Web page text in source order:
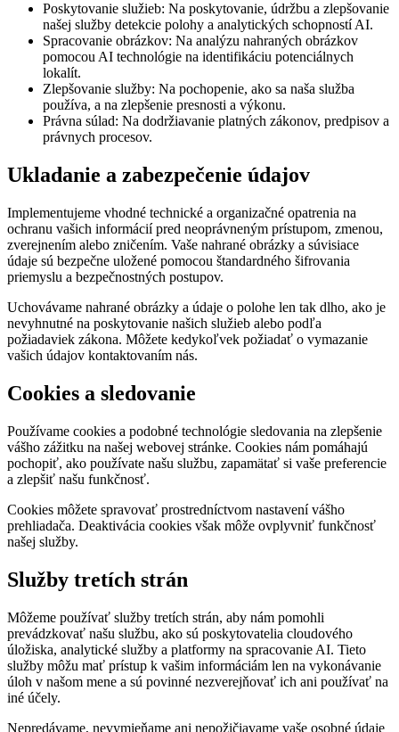
Poskytovanie služieb: Na poskytovanie, údržbu a zlepšovanie
našej služby detekcie polohy a analytických schopností AI.
Spracovanie obrázkov: Na analýzu nahraných obrázkov
pomocou AI technológie na identifikáciu potenciálnych
lokalít.
Zlepšovanie služby: Na pochopenie, ako sa naša služba
používa, a na zlepšenie presnosti a výkonu.
Právna súlad: Na dodržiavanie platných zákonov, predpisov a
právnych procesov.
Ukladanie a zabezpečenie údajov
Implementujeme vhodné technické a organizačné opatrenia na
ochranu vašich informácií pred neoprávneným prístupom, zmenou,
zverejnením alebo zničením. Vaše nahrané obrázky a súvisiace
údaje sú bezpečne uložené pomocou štandardného šifrovania
priemyslu a bezpečnostných postupov.
Uchovávame nahrané obrázky a údaje o polohe len tak dlho, ako je
nevyhnutné na poskytovanie našich služieb alebo podľa
požiadaviek zákona. Môžete kedykoľvek požiadať o vymazanie
vašich údajov kontaktovaním nás.
Cookies a sledovanie
Používame cookies a podobné technológie sledovania na zlepšenie
vášho zážitku na našej webovej stránke. Cookies nám pomáhajú
pochopiť, ako používate našu službu, zapamätať si vaše preferencie
a zlepšiť našu funkčnosť.
Cookies môžete spravovať prostredníctvom nastavení vášho
prehliadača. Deaktivácia cookies však môže ovplyvniť funkčnosť
našej služby.
Služby tretích strán
Môžeme používať služby tretích strán, aby nám pomohli
prevádzkovať našu službu, ako sú poskytovatelia cloudového
úložiska, analytické služby a platformy na spracovanie AI. Tieto
služby môžu mať prístup k vašim informáciám len na vykonávanie
úloh v našom mene a sú povinné nezverejňovať ich ani používať na
iné účely.
Nepredávame, nevymieňame ani nepožičiavame vaše osobné údaje